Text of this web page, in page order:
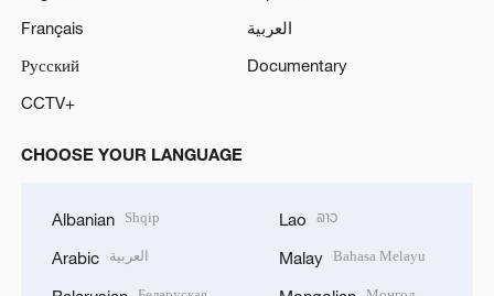
Français
العربية
Русский
Documentary
CCTV+
CHOOSE YOUR LANGUAGE
Albanian Shqip
Arabic العربية
Lao ລາວ
Malay Bahasa Melayu